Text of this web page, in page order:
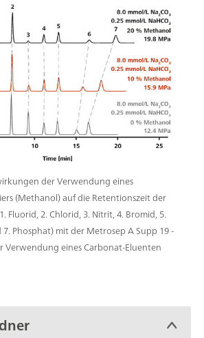
der Verwendung eines
(Methanol) auf die Retentionszeit der
Fluorid, 2. Chlorid, 3. Nitrit, 4. Bromid, 5.
Phosphat) mit der Metrosep A Supp 19 -
Verwendung eines Carbonat-Eluenten